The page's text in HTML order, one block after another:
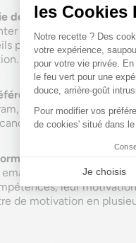
de
marque employeur
votre culture et vos
pour bien candidater
de la Gen Z pour
ou encore
de manière
de recrutement
Vous pouvez y
leur
de motivation en